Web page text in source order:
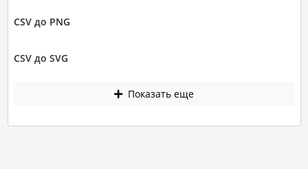
CSV до PNG
CSV до SVG
Показать еще